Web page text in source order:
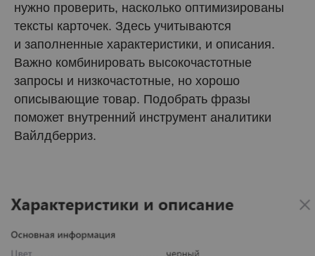
нужно проверить, насколько оптимизированы
тексты карточек. Здесь учитываются
и заполненные характеристики, и описания.
Важно комбинировать высокочастотные
запросы и низкочастотные, но хорошо
описывающие товар. Подобрать фразы
поможет внутренний инструмент аналитики
Вайлдберриз.